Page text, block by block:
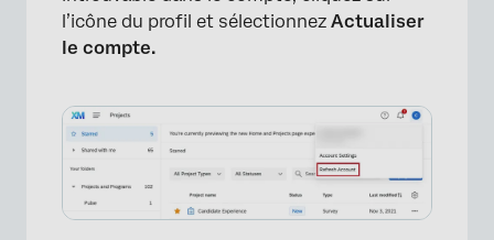
×
l’icône du profil et sélectionnez Actualiser
le compte.